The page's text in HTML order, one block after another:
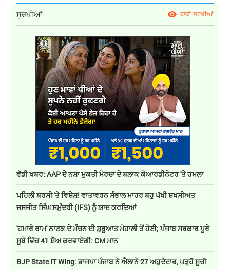
ਸੁਰਖੀਆਂ ਬਾਕੀ ਸੁਰਖੀਆਂ
ਵੱਡੀ ਖ਼ਬਰ: AAP ਦੇ ਨਸ਼ਾ ਮੁਕਤੀ ਮੋਰਚਾ ਦੇ ਬਲਾਕ ਕੋਆਰਡੀਨੇਟਰ 'ਤੇ ਹਮਲਾ
ਪਹਿਲੀ ਬਰਸੀ 'ਤੇ ਵਿਸ਼ੇਸ਼! ਵਾਤਾਵਰਨ ਸੰਭਾਲ ਮਾਹਰ ਬਹੁ ਪੱਖੀ ਸ਼ਖਸੀਅਤ
ਜਸਜੀਤ ਸਿੰਘ ਸਮੁੰਦਰੀ (IFS) ਨੂੰ ਯਾਦ ਕਰਦਿਆਂ
'ਹਮਾਰੇ ਰਾਮ' ਨਾਟਕ ਦੇ ਮੰਚਨ ਦੀ ਸ਼ੁਰੂਆਤ ਮੋਹਾਲੀ ਤੋਂ ਹੋਈ; ਪੰਜਾਬ ਸਰਕਾਰ ਪੂਰੇ
ਸੂਬੇ ਵਿੱਚ 41 ਸ਼ੋਅ ਕਰਵਾਏਗੀ: CM ਮਾਨ
BJP State IT Wing: ਭਾਜਪਾ ਪੰਜਾਬ ਨੇ ਐਲਾਨੇ 27 ਅਹੁਦੇਦਾਰ, ਪੜ੍ਹੋ ਸੂਚੀ